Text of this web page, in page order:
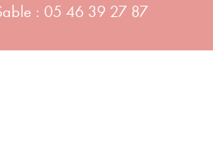
: 05 46 39 27 87